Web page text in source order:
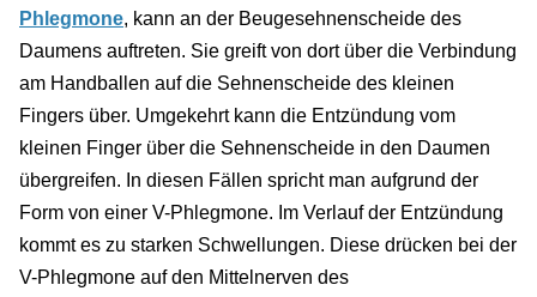
Phlegmone, kann an der Beugesehnenscheide des
Daumens auftreten. Sie greift von dort über die Verbindung
am Handballen auf die Sehnenscheide des kleinen
Fingers über. Umgekehrt kann die Entzündung vom
kleinen Finger über die Sehnenscheide in den Daumen
übergreifen. In diesen Fällen spricht man aufgrund der
Form von einer V-Phlegmone. Im Verlauf der Entzündung
kommt es zu starken Schwellungen. Diese drücken bei der
V-Phlegmone auf den Mittelnerven des